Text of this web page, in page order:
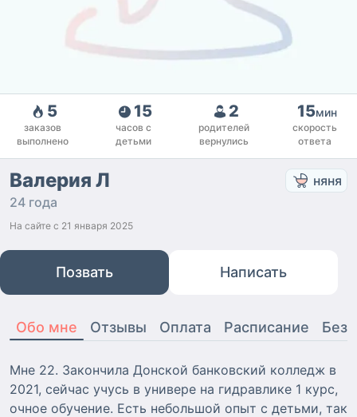
5
заказов
выполнено
15
часов с
детьми
2
родителей
вернулись
15мин
скорость
ответа
Валерия Л
няня
24 года
На сайте с 21 января 2025
Позвать Написать
Обо мне Отзывы Оплата Расписание
Мне 22. Закончила Донской банковский колледж в
2021, сейчас учусь в универе на гидравлике 1 курс,
очное обучение. Есть небольшой опыт с детьми, так